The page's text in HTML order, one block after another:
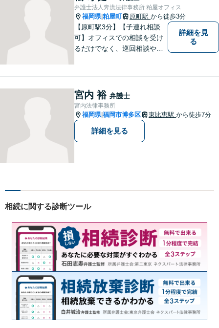
弁護士法人奔流法律事務所 粕屋オフィス
福岡県|粕屋町 原町駅 から徒歩3分
【原町駅3分】【子連れ相談
可】オフィスでの相談を受け
るだけでなく、巡回相談や出
に対応しております。安心し
てお任せください。
詳細を見
る
宮内 裕 弁護士
宮内法律事務所
福岡県|福岡市博多区 東比恵駅 から徒歩7分
詳細を見る
相続に関する診断ツール